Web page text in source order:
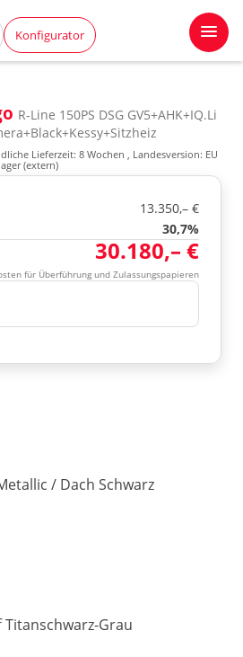
Konfigurator
R-Line 150PS DSG GV5+AHK+IQ.Li
Lieferzeit: 8 Wochen , Landesversion: EU
(extern)
13.350,– €
30,7%
30.180,– €
für Überführung und Zulassungspapieren
/ Dach Schwarz
Titanschwarz-Grau